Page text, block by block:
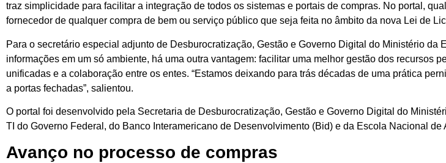
traz simplicidade para facilitar a integração de todos os sistemas e portais de compras. No portal,
fornecedor de qualquer compra de bem ou serviço público que seja feita no âmbito da nova Lei de
Para o secretário especial adjunto de Desburocratização, Gestão e Governo Digital do Ministério da
informações em um só ambiente, há uma outra vantagem: facilitar uma melhor gestão dos recursos
unificadas e a colaboração entre os entes. “Estamos deixando para trás décadas de uma prática
a portas fechadas”, salientou.
O portal foi desenvolvido pela Secretaria de Desburocratização, Gestão e Governo Digital do
TI do Governo Federal, do Banco Interamericano de Desenvolvimento (Bid) e da Escola Nacional de
Avanço no processo de compras